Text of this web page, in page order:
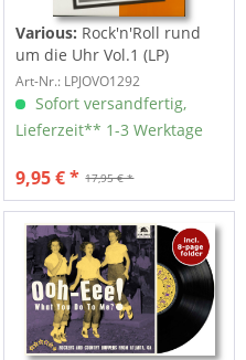
Various: Rock'n'Roll rund
um die Uhr Vol.1 (LP)
Art-Nr.: LPJOVO1292
Sofort versandfertig,
Lieferzeit** 1-3 Werktage
17,95 € *
9,95 € *